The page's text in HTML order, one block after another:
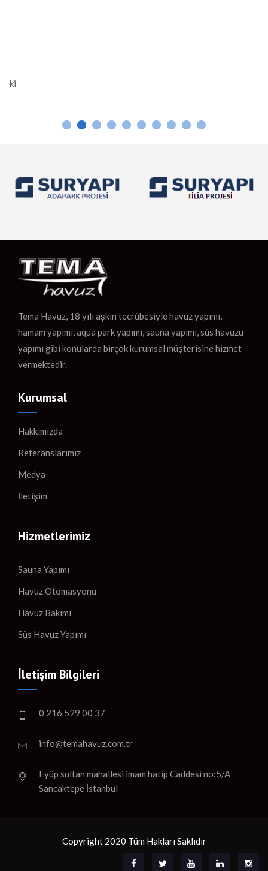
yapıları, hem yerel halk hem de ziyaretçiler için önemli birer
gibi dayanıklı malzemelerle yapılan hamamlar, sıcak suyun […]
Tema Havuz, 18 yılı aşkın tecrübesiyle havuz yapımı,
hamam yapımı, aqua park yapımı, sauna yapımı, süs havuzu
yapımı gibi konularda birçok kurumsal müşterisine hizmet
vermektedir.
Kurumsal
Hakkımızda
Referanslarımız
Medya
İletişim
Hizmetlerimiz
Sauna Yapımı
Havuz Otomasyonu
Havuz Bakımı
Süs Havuz Yapımı
İletişim Bilgileri
0 216 529 00 37
info@temahavuz.com.tr
Eyüp sultan mahallesi imam hatip Caddesi no:5/A
Sancaktepe İstanbul
Copyright 2020 Tüm Hakları Saklıdır